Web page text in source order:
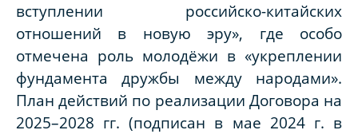
вступлении российско-китайских
отношений в новую эру», где особо
отмечена роль молодёжи в «укреплении
фундамента дружбы между народами».
План действий по реализации Договора на
2025–2028 гг. (подписан в мае 2024 г. в